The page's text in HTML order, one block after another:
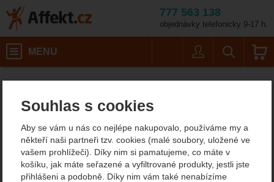
Souhlas s cookies
Aby se vám u nás co nejlépe nakupovalo, používáme my a
někteří naši partneři tzv. cookies (malé soubory, uložené ve
vašem prohlížeči). Díky nim si pamatujeme, co máte v
košíku, jak máte seřazené a vyfiltrované produkty, jestli jste
přihlášeni a podobně. Díky nim vám také nenabízíme
777 563 138
objednávky telefonicky 9-17 h.
MENU
Outdoorové batohy Acepac
Outdoorové batohy
Acepac
Filtrování podle parametrů